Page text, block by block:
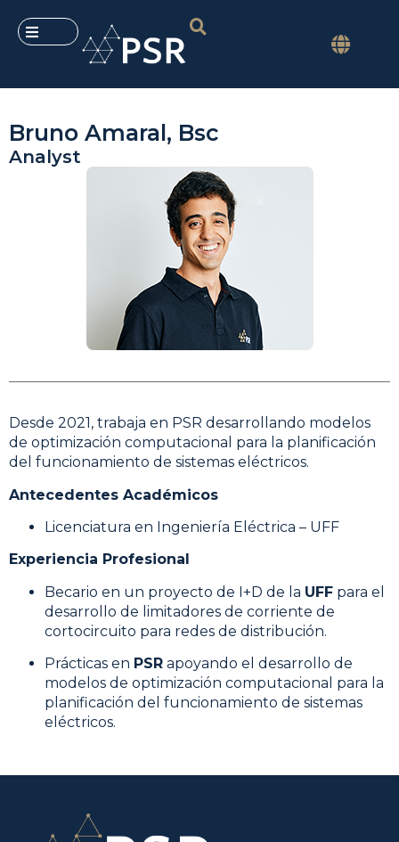
Bruno Amaral, Bsc
Analyst
Desde 2021, trabaja en PSR desarrollando modelos
de optimización computacional para la planificación
del funcionamiento de sistemas eléctricos.
Antecedentes Académicos
Licenciatura en Ingeniería Eléctrica – UFF
Experiencia Profesional
Becario en un proyecto de I+D de la UFF para el
desarrollo de limitadores de corriente de
cortocircuito para redes de distribución.
Prácticas en PSR apoyando el desarrollo de
modelos de optimización computacional para la
planificación del funcionamiento de sistemas
eléctricos.